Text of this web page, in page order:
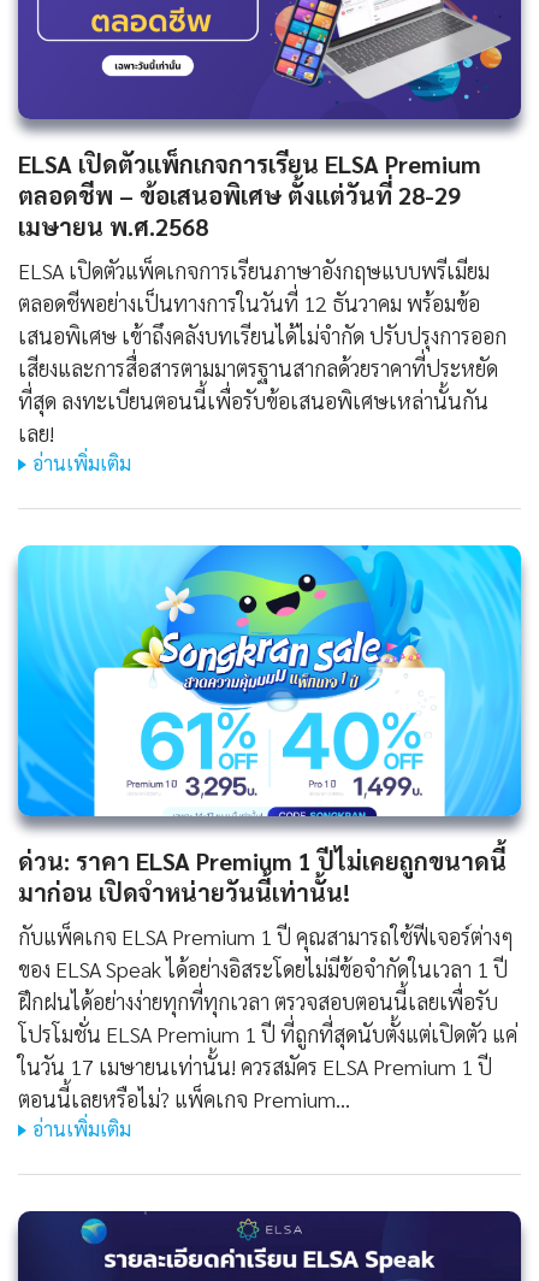
ELSA เปิดตัวแพ็กเกจการเรียน ELSA Premium
ตลอดชีพ – ข้อเสนอพิเศษ ตั้งแต่วันที่ 28-29
เมษายน พ.ศ.2568
ELSA เปิดตัวแพ็คเกจการเรียนภาษาอังกฤษแบบพรีเมียม
ตลอดชีพอย่างเป็นทางการในวันที่ 12 ธันวาคม พร้อมข้อ
เสนอพิเศษ เข้าถึงคลังบทเรียนได้ไม่จำกัด ปรับปรุงการออก
เสียงและการสื่อสารตามมาตรฐานสากลด้วยราคาที่ประหยัด
ที่สุด ลงทะเบียนตอนนี้เพื่อรับข้อเสนอพิเศษเหล่านั้นกัน
เลย!
อ่านเพิ่มเติม
ด่วน: ราคา ELSA Premium 1 ปีไม่เคยถูกขนาดนี้
มาก่อน เปิดจำหน่ายวันนี้เท่านั้น!
กับแพ็คเกจ ELSA Premium 1 ปี คุณสามารถใช้ฟีเจอร์ต่างๆ
ของ ELSA Speak ได้อย่างอิสระโดยไม่มีข้อจำกัดในเวลา 1 ปี
ฝึกฝนได้อย่างง่ายทุกที่ทุกเวลา ตรวจสอบตอนนี้เลยเพื่อรับ
โปรโมชั่น ELSA Premium 1 ปี ที่ถูกที่สุดนับตั้งแต่เปิดตัว แค่
ในวัน 17 เมษายนเท่านั้น! ควรสมัคร ELSA Premium 1 ปี
ตอนนี้เลยหรือไม่? แพ็คเกจ Premium…
อ่านเพิ่มเติม